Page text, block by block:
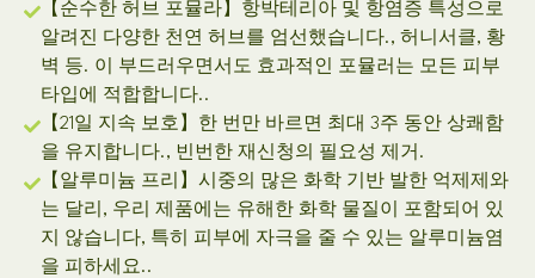
【순수한 허브 포뮬라】항박테리아 및 항염증 특성으로
알려진 다양한 천연 허브를 엄선했습니다., 허니서클, 황
벽 등. 이 부드러우면서도 효과적인 포뮬러는 모든 피부
타입에 적합합니다..
【21일 지속 보호】한 번만 바르면 최대 3주 동안 상쾌함
을 유지합니다., 빈번한 재신청의 필요성 제거.
【알루미늄 프리】시중의 많은 화학 기반 발한 억제제와
는 달리, 우리 제품에는 유해한 화학 물질이 포함되어 있
지 않습니다, 특히 피부에 자극을 줄 수 있는 알루미늄염
을 피하세요..